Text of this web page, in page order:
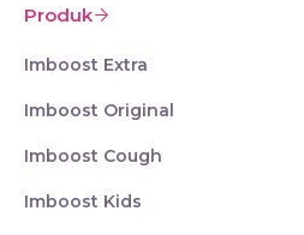
Produk
Imboost Extra
Imboost Original
Imboost Cough
Imboost Kids